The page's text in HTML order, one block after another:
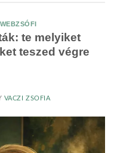
WEBZSÓFI
te melyiket
teszed végre
VACZI ZSOFIA